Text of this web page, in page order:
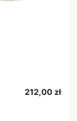
Cena
212,00 zł